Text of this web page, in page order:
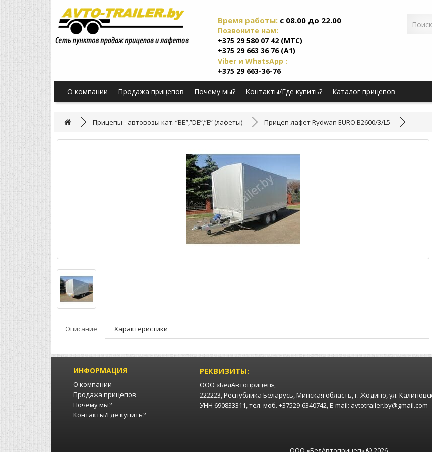
Время работы: c 08.00 до 22.00
Позвоните нам:
+375 29 580 07 42 (МТС)
+375 29 663 36 76 (А1)
Viber и WhatsApp :
+375 29 663-36-76
О компании Продажа прицепов Почему мы? Контакты/Где купить? Каталог прицепов
Прицепы - автовозы кат. “BE”,”DE”,”E” (лафеты) Прицеп-лафет Rydwan EURO B2600/3/L5
Описание Характеристики
ИНФОРМАЦИЯ
О компании
Продажа прицепов
Почему мы?
Контакты/Где купить?
РЕКВИЗИТЫ:
ООО «БелАвтоприцеп»,
222223, Республика Беларусь, Минская область, г. Жодино, ул.
УНН 690833311, тел. моб. +37529-6340742, E-mail: avtotrailer.by@gmail.com